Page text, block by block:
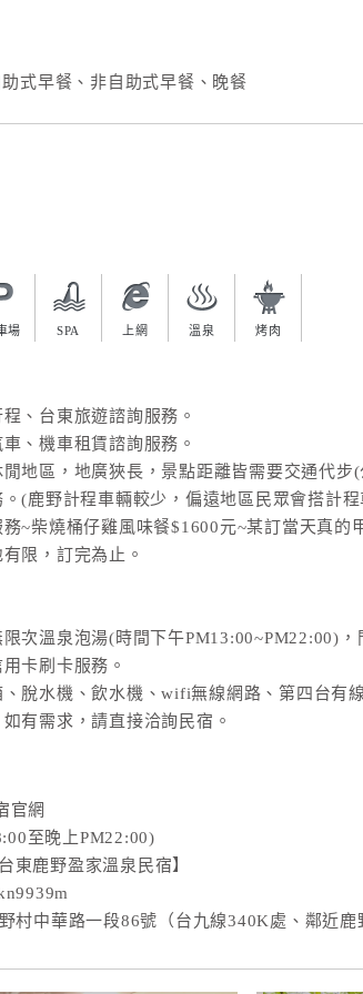
助式早餐、非自助式早餐、晚餐
場 SPA 上網 溫泉 烤肉
、台東旅遊諮詢服務。
、機車租賃諮詢服務。
地區，地廣狹長，景點距離皆需要交通代
(鹿野計程車輛較少，偏遠地區民眾會搭計
~柴燒桶仔雞風味餐$1600元~某訂當天真的
限，訂完為止。
次溫泉泡湯(時間下午PM13:00~PM22:00)，
卡刷卡服務。
脫水機、飲水機、wifi無線網路、第四台有
有需求，請直接洽詢民宿。
官網
至晚上PM22:00)
東鹿野盈家溫泉民宿】
村中華路一段86號（台九線340K處、鄰近鹿